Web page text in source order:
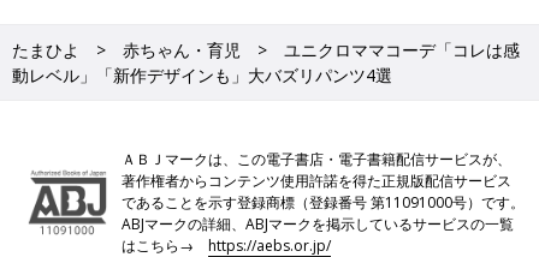
たまひよ 赤ちゃん・育児
ユニクロママコーデ「コレは感
動レベル」「新作デザインも」大バズリパンツ4選
ＡＢＪマークは、この電子書店・電子書籍配信サービスが、
著作権者からコンテンツ使用許諾を得た正規版配信サービス
であることを示す登録商標（登録番号 第11091000号）です。
ABJマークの詳細、ABJマークを掲示しているサービスの一覧
はこちら→https://aebs.or.jp/